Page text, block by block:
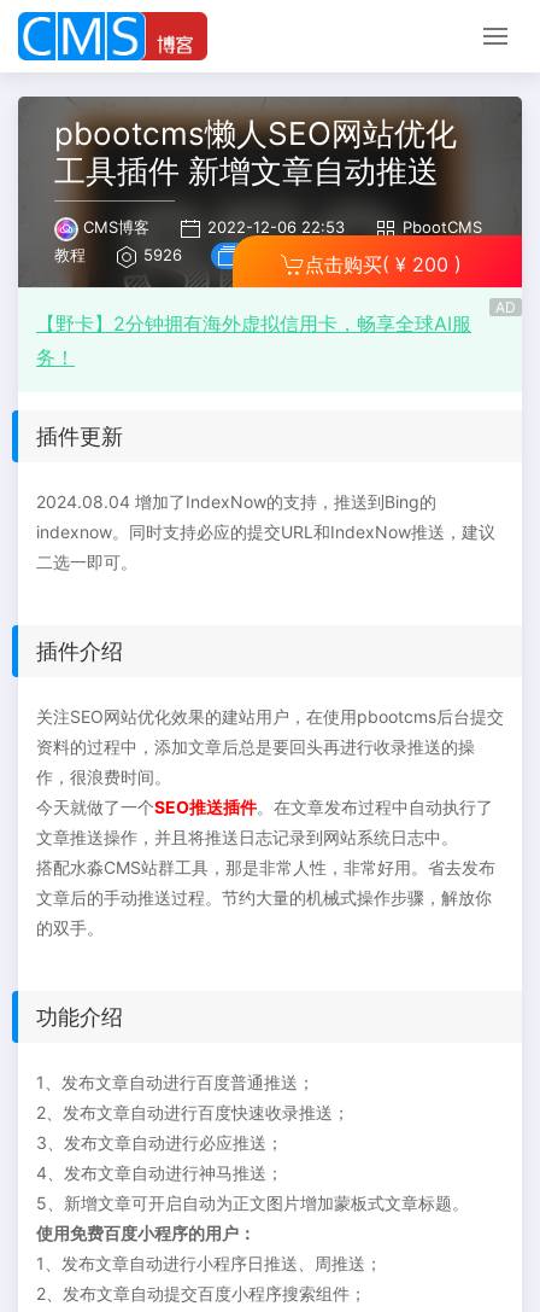
pbootcms懒人SEO网站优化
工具插件 新增文章自动推送
CMS博客 2022-12-06 22:53
PbootCMS
教程
5926 查看手册点击购买( ¥ 200 )
AD
【野卡】2分钟拥有海外虚拟信用卡，畅享全球AI服
务！
插件更新
2024.08.04 增加了IndexNow的支持，推送到Bing的
indexnow。同时支持必应的提交URL和IndexNow推送，建议
二选一即可。
插件介绍
关注SEO网站优化效果的建站用户，在使用pbootcms后台提交
资料的过程中，添加文章后总是要回头再进行收录推送的操
作，很浪费时间。
今天就做了一个SEO推送插件。在文章发布过程中自动执行了
文章推送操作，并且将推送日志记录到网站系统日志中。
搭配水淼CMS站群工具，那是非常人性，非常好用。省去发布
文章后的手动推送过程。节约大量的机械式操作步骤，解放你
的双手。
功能介绍
1、发布文章自动进行百度普通推送；
2、发布文章自动进行百度快速收录推送；
3、发布文章自动进行必应推送；
4、发布文章自动进行神马推送；
5、新增文章可开启自动为正文图片增加蒙板式文章标题。
使用免费百度小程序的用户：
1、发布文章自动进行小程序日推送、周推送；
2、发布文章自动提交百度小程序搜索组件；